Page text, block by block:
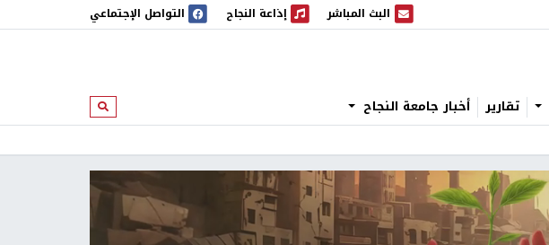
البث المباشر
البث المباشر إذاعة النجاح
إذاعة النجاح التواصل الإجتماعي
تقارير أخبار جامعة النجاح ابحث